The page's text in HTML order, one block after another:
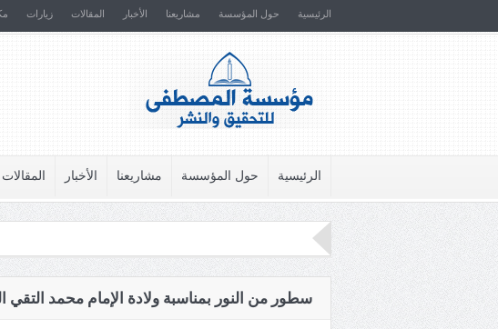
الرئيسية حول المؤسسة مشاريعنا الأخبار المقالات زيارات
الرئيسية حول المؤسسة مشاريعنا الأخبار المقالات
سطور من النور بمناسبة ولادة الإمام محمد التقي